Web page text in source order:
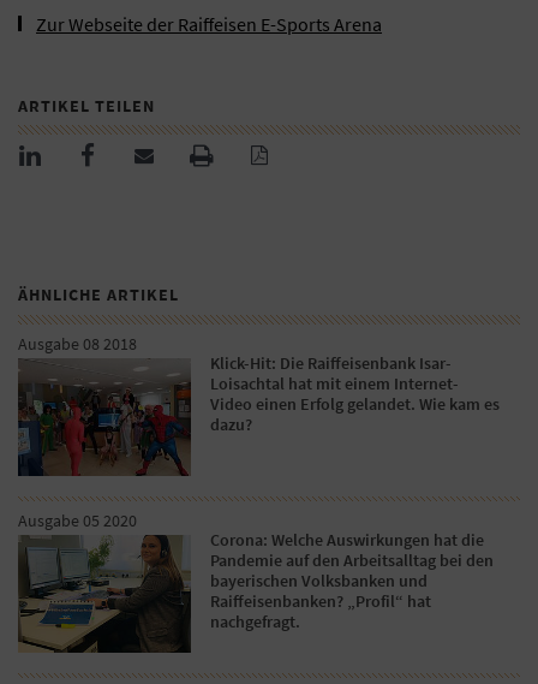
Zur Webseite der Raiffeisen E-Sports Arena
ARTIKEL TEILEN
ÄHNLICHE ARTIKEL
Ausgabe 08 2018
Klick-Hit: Die Raiffeisenbank Isar-
Loisachtal hat mit einem Internet-
Video einen Erfolg gelandet. Wie kam es
dazu?
Ausgabe 05 2020
Corona: Welche Auswirkungen hat die
Pandemie auf den Arbeitsalltag bei den
bayerischen Volksbanken und
Raiffeisenbanken? „Profil“ hat
nachgefragt.